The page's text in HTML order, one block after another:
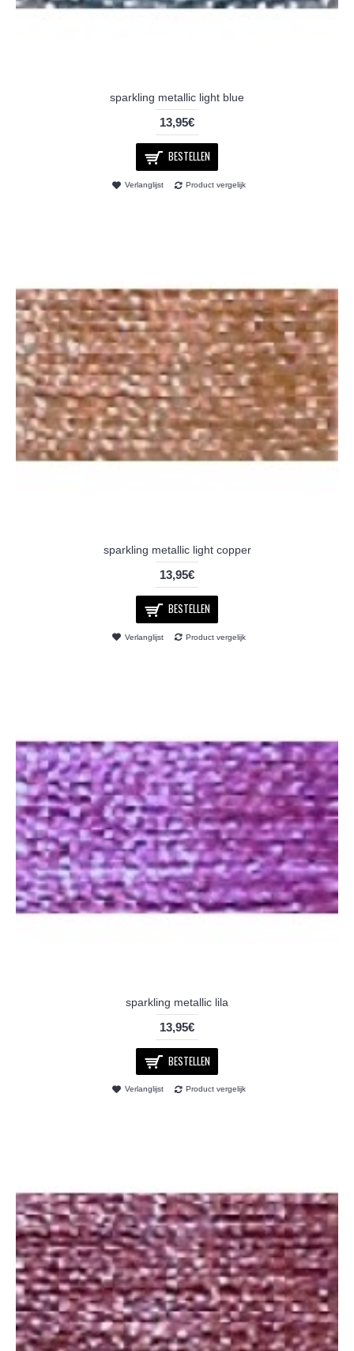
sparkling metallic light blue
13,95€
BESTELLEN
Verlanglijst Product vergelijk
sparkling metallic light copper
13,95€
BESTELLEN
Verlanglijst Product vergelijk
sparkling metallic lila
13,95€
BESTELLEN
Verlanglijst Product vergelijk